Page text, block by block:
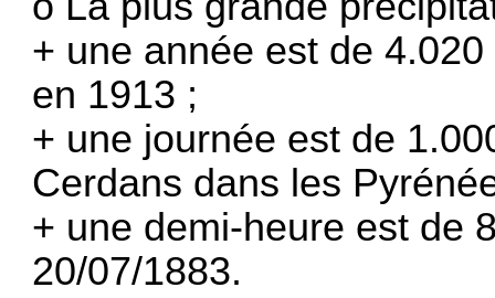
+ une année est de
en 1913 ;
+ une journée est de
Cerdans dans les
+ une demi-heure est de
20/07/1883.